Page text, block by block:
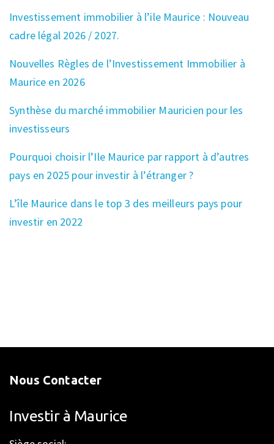
Investissement immobilier à l’ile Maurice : Nouveau
cadre légal 2026 / 2027.
Nouvelles Règles de l’Investissement Immobilier à
Maurice en 2026
Synthèse du marché immobilier Mauricien pour les
investisseurs
Pourquoi choisir l’Ile Maurice par rapport à d’autres
pays en 2025 pour investir à l’étranger ?
L’île Maurice dans le top 3 des meilleurs pays pour
investir en 2022
Nous Contacter
Investir à Maurice